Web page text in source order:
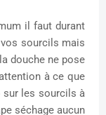
il faut durant
sourcils mais
douche ne pose
à ce que
sur les sourcils à
séchage aucun